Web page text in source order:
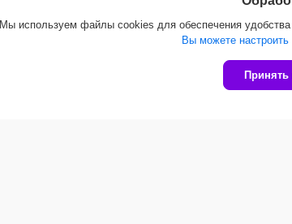
Ендова ONDULINE
Мы используем файлы cookies для обеспечения
Вы можете
Принять